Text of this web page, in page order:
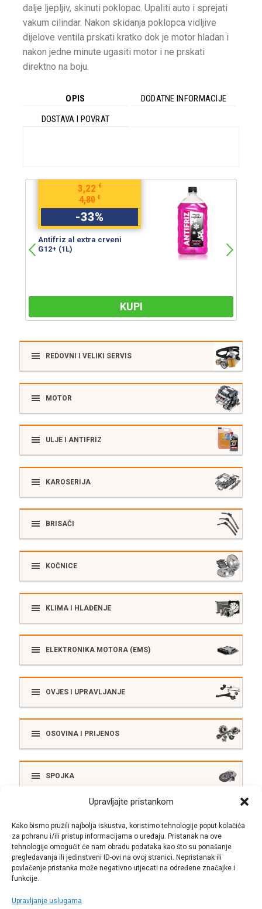
Upravljajte pristankom
Kako bismo pružili najbolja iskustva, koristimo tehnologije poput kolačića
za pohranu i/ili pristup informacijama o uređaju. Pristanak na ove
tehnologije omogućit će nam obradu podataka kao što su ponašanje
pregledavanja ili jedinstveni ID-ovi na ovoj stranici. Nepristanak ili
povlačenje pristanka može negativno utjecati na određene značajke i
funkcije.
Upravljanje uslugama
dalje ljepljiv, skinuti poklopac. Upaliti auto i sprejati
vakum cilindar. Nakon skidanja poklopca vidljive
dijelove ventila prskati kratko dok je motor hladan i
nakon jedne minute ugasiti motor i ne prskati
direktno na boju.
OPIS
DODATNE INFORMACIJE
DOSTAVA I POVRAT
4,80 €
3,22 €
-33%
Antifriz al extra crveni
G12+ (1L)
KUPI
REDOVNI I VELIKI SERVIS
MOTOR
ULJE I ANTIFRIZ
KAROSERIJA
BRISAČI
KOČNICE
KLIMA I HLAĐENJE
ELEKTRONIKA MOTORA (EMS)
OVJES I UPRAVLJANJE
OSOVINA I PRIJENOS
SPOJKA
SUSTAV ISPUŠNIH PLINOVA